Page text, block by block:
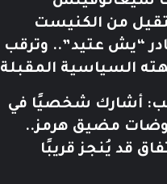
من الكنيست
“يش عتيد”.. وترقب
السياسية المقبلة
أشارك شخصيًا في
مضيق هرمز..
قد يُنجز قريبًا